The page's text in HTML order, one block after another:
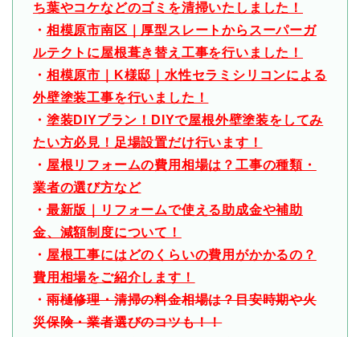
ち葉やコケなどのゴミを清掃いたしました！
・ 相模原市南区｜厚型スレートからスーパーガ
ルテクトに屋根葺き替え工事を行いました！
・ 相模原市｜K様邸｜水性セラミシリコンによる
外壁塗装工事を行いました！
・ 塗装DIYプラン！DIYで屋根外壁塗装をしてみ
たい方必見！足場設置だけ行います！
・ 屋根リフォームの費用相場は？工事の種類・
業者の選び方など
・ 最新版｜リフォームで使える助成金や補助
金、減額制度について！
・ 屋根工事にはどのくらいの費用がかかるの？
費用相場をご紹介します！
・雨樋修理・清掃の料金相場は？目安時期や火
災保険・業者選びのコツも！！